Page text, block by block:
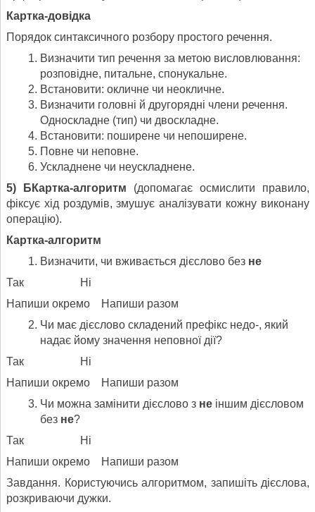
Картка-довідка
Порядок синтаксичного розбору простого речення.
Визначити тип речення за метою висловлювання:
розповідне, питальне, спонукальне.
Встановити: окличне чи неокличне.
Визначити головні й другорядні члени речення.
Односкладне (тип) чи двоскладне.
Встановити: поширене чи непоширене.
Повне чи неповне.
Ускладнене чи неускладнене.
5) БКартка-алгоритм (допомагає осмислити правило,
фіксує хід роздумів, змушує аналізувати кожну виконану
операцію).
Картка-алгоритм
Визначити, чи вживається дієсло­во без не
Так Ні
Напиши окремо Напиши разом
Чи має дієслово складений префікс недо-, який
надає йому значення неповної дії?
Так Ні
Напиши окремо Напиши разом
Чи можна замінити дієслово з не іншим дієсловом
без не?
Так Ні
Напиши окремо Напиши разом
Завдання. Користуючись алгорит­мом, запишіть дієслова,
розкрива­ючи дужки.